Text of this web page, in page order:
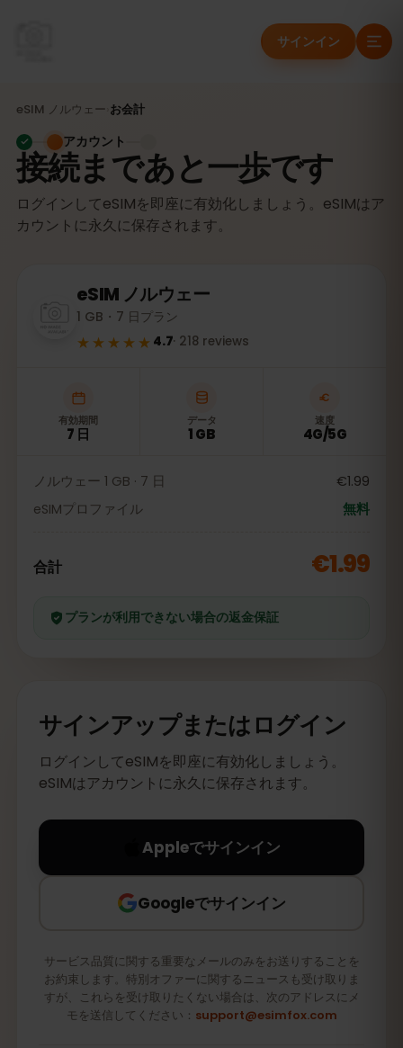
サインイン
eSIM ノルウェー お会計
接続まであと一歩です
ログインしてeSIMを即座に有効化しましょう。eSIMはア
カウントに永久に保存されます。
アカウント
eSIM ノルウェー
1 GB・7 日プラン
★★★★★ 4.7· 218 reviews
有効期間
7 日
データ
1 GB
速度
4G/5G
ノルウェー 1 GB · 7 日
€1.99
eSIMプロファイル
無料
合計 €1.99
プランが利用できない場合の返金保証
サインアップまたはログイン
ログインしてeSIMを即座に有効化しましょう。
eSIMはアカウントに永久に保存されます。
Appleでサインイン
Googleでサインイン
サービス品質に関する重要なメールのみをお送りすることを
お約束します。特別オファーに関するニュースも受け取りま
すが、これらを受け取りたくない場合は、次のアドレスにメ
モを送信してください： support@esimfox.com